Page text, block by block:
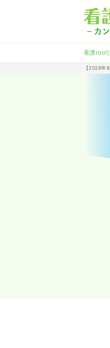
看護
【2026年